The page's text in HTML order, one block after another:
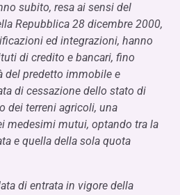
subito, resa ai sensi del
Repubblica 28 dicembre 2000,
ed integrazioni, hanno
di credito e bancari, fino
del predetto immobile e
di cessazione dello stato di
dei terreni agricoli, una
medesimi mutui, optando tra la
e quella della sola quota
di entrata in vigore della